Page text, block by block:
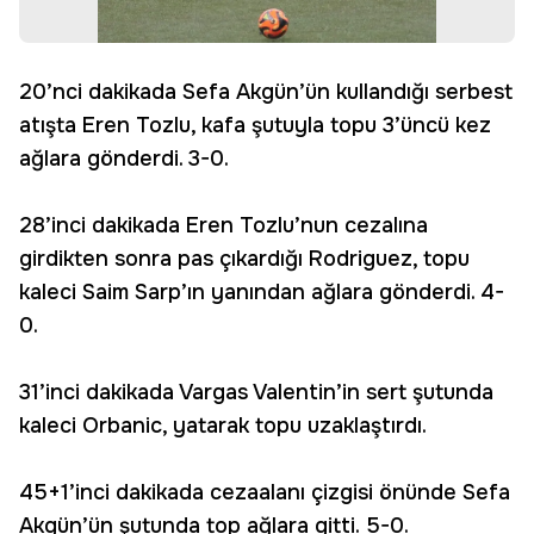
20’nci dakikada Sefa Akgün’ün kullandığı serbest
atışta Eren Tozlu, kafa şutuyla topu 3’üncü kez
ağlara gönderdi. 3-0.
28’inci dakikada Eren Tozlu’nun cezalına
girdikten sonra pas çıkardığı Rodriguez, topu
kaleci Saim Sarp’ın yanından ağlara gönderdi. 4-
0.
31’inci dakikada Vargas Valentin’in sert şutunda
kaleci Orbanic, yatarak topu uzaklaştırdı.
45+1’inci dakikada cezaalanı çizgisi önünde Sefa
Akgün’ün şutunda top ağlara gitti. 5-0.